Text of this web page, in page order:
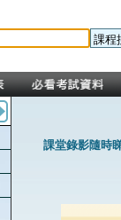
課堂錄影隨時